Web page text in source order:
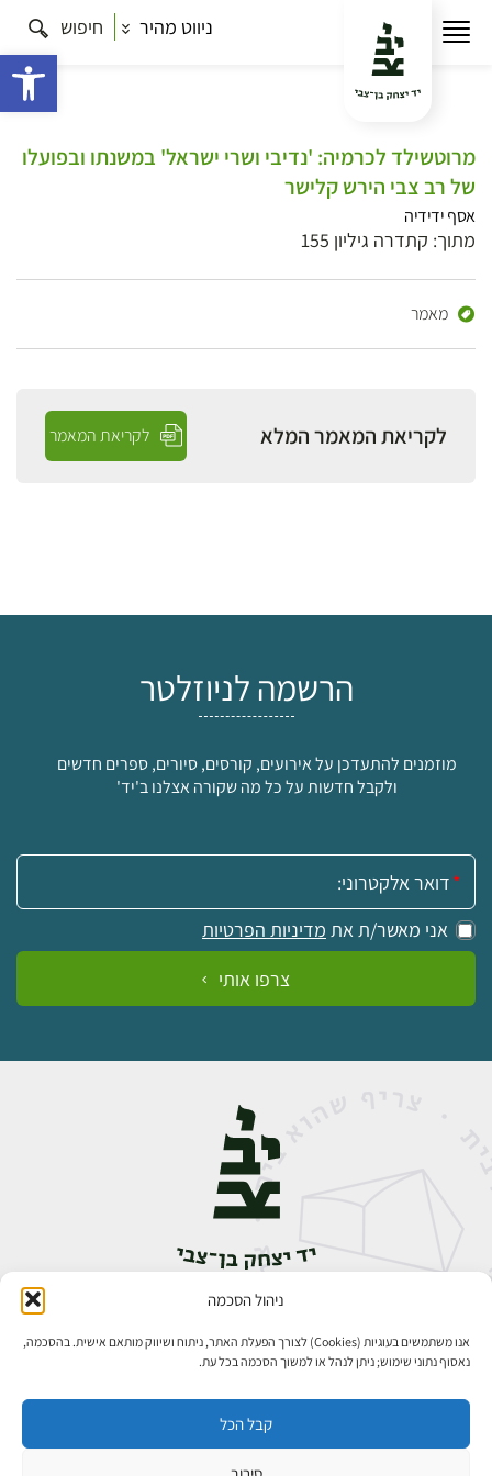
ניהול הסכמה
אנו משתמשים בעוגיות (Cookies) לצורך הפעלת האתר, ניתוח ושיווק מותאם אישית. בהסכמה,
נאסוף נתוני שימוש; ניתן לנהל או למשוך הסכמה בכל עת.
קבל הכל
ניווט מהיר חיפוש
מרוטשילד לכרמיה: 'נדיבי ושרי ישראל' במשנתו ובפועלו
של רב צבי הירש קלישר
אסף ידידיה
מתוך: קתדרה גיליון 155
מאמר
לקריאת המאמר המלא לקריאת המאמר
הרשמה לניוזלטר
מוזמנים להתעדכן על אירועים, קורסים, סיורים, ספרים חדשים
ולקבל חדשות על כל מה שקורה אצלנו ב'יד'
אימייל:
אני מאשר/ת את מדיניות הפרטיות
צרפו אותי
אבן גבירול 14, רחביה, ירושלים